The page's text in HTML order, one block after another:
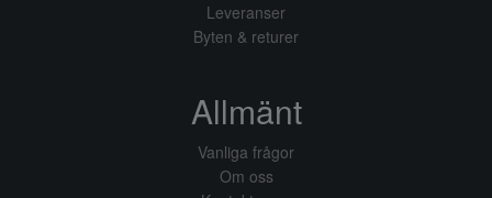
Leveranser
Byten & returer
Allmänt
Vanliga frågor
Om oss